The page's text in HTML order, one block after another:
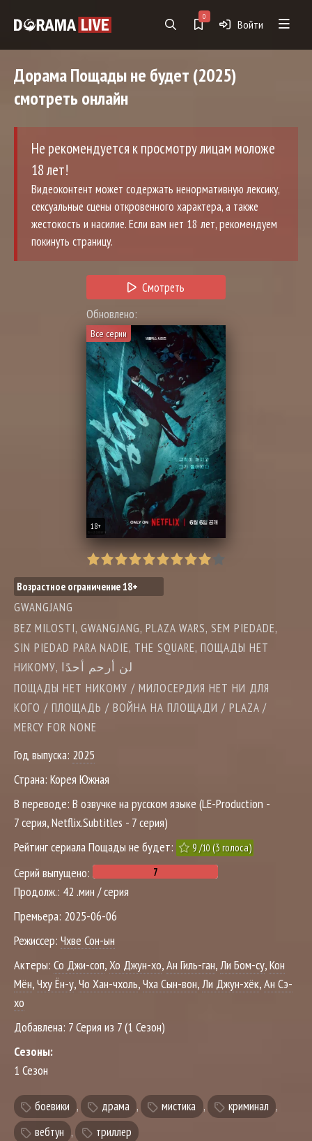
0
Войти
ДорамаПощады не будет (2025)
смотреть онлайн
Не рекомендуется к просмотру лицам моложе
18 лет!
Видеоконтент может содержать ненормативную лексику,
сексуальные сцены откровенного характера, а также
жестокость и насилие. Если вам нет 18 лет, рекомендуем
покинуть страницу.
Смотреть
Обновлено:
Все серии
18+
Возрастное ограничение 18+
GWANGJANG
BEZ MILOSTI, GWANGJANG, PLAZA WARS, SEM PIEDADE,
SIN PIEDAD PARA NADIE, THE SQUARE, ПОЩАДЫ НЕТ
НИКОМУ, لن أرحم أحدًا
ПОЩАДЫ НЕТ НИКОМУ / МИЛОСЕРДИЯ НЕТ НИ ДЛЯ
КОГО / ПЛОЩАДЬ / ВОЙНА НА ПЛОЩАДИ / PLAZA /
MERCY FOR NONE
Год выпуска: 2025
Страна: Корея Южная
В переводе: В озвучке на русском языке (LE-Production -
7 серия, Netflix.Subtitles - 7 серия)
Рейтинг сериала Пощады не будет:
9/10(3голоса)
Серий выпущено:
Продолж.: 42 .мин / серия
Премьера: 2025-06-06
Режиссер: Чхве Сон-ын
Актеры: Со Джи-соп,Хо Джун-хо,Ан Гиль-ган,Ли Бом-су,Кон
Мён,Чху Ён-у,Чо Хан-чхоль,Чха Сын-вон,Ли Джун-хёк,Ан Сэ-
хо
Добавлена: 7 Серия из 7 (1 Сезон)
Сезоны:
1 Сезон
боевики , драма , мистика , криминал ,
вебтун , триллер